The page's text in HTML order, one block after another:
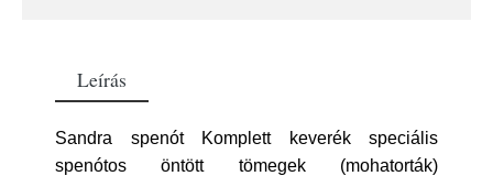
Leírás
Sandra spenót Komplett keverék speciális
spenótos öntött tömegek (mohatorták)